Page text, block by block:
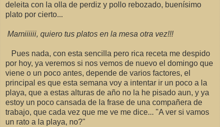
deleita con la olla de perdiz y pollo rebozado, buenísimo
plato por cierto...
Mamiiiiii, quiero tus platos en la mesa otra vez!!!
Pues nada, con esta sencilla pero rica receta me despido
por hoy, ya veremos si nos vemos de nuevo el domingo que
viene o un poco antes, depende de varios factores, el
principal es que esta semana voy a intentar ir un poco a la
playa, que a estas alturas de año no la he pisado aun, y ya
estoy un poco cansada de la frase de una compañera de
trabajo, que cada vez que me ve me dice... "A ver si vamos
un rato a la playa, no?"